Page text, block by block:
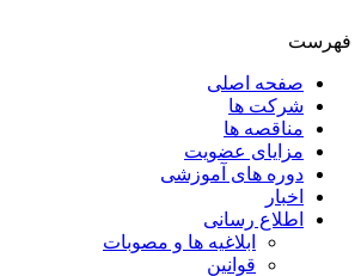
فهرست
صفحه اصلی
شرکت ها
مناقصه ها
مزایای عضویت
دوره های آموزشی
اخبار
اطلاع رسانی
ابلاغیه ها و مصوبات
قوانین